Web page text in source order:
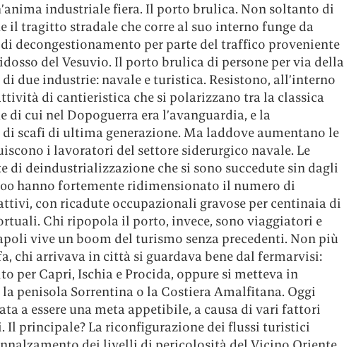
industriale fiera. Il porto brulica. Non soltanto di
il tragitto stradale che corre al suo interno funge da
decongestionamento per parte del traffico proveniente
del Vesuvio. Il porto brulica di persone per via della
due industrie: navale e turistica. Resistono, all’interno
di cantieristica che si polarizzano tra la classica
di cui nel Dopoguerra era l’avanguardia, e la
scafi di ultima generazione. Ma laddove aumentano le
i lavoratori del settore siderurgico navale. Le
di deindustrializzazione che si sono succedute sin dagli
hanno fortemente ridimensionato il numero di
con ricadute occupazionali gravose per centinaia di
Chi ripopola il porto, invece, sono viaggiatori e
vive un boom del turismo senza precedenti. Non più
chi arrivava in città si guardava bene dal fermarvisi:
per Capri, Ischia e Procida, oppure si metteva in
penisola Sorrentina o la Costiera Amalfitana. Oggi
a essere una meta appetibile, a causa di vari fattori
Il principale? La riconfigurazione dei flussi turistici